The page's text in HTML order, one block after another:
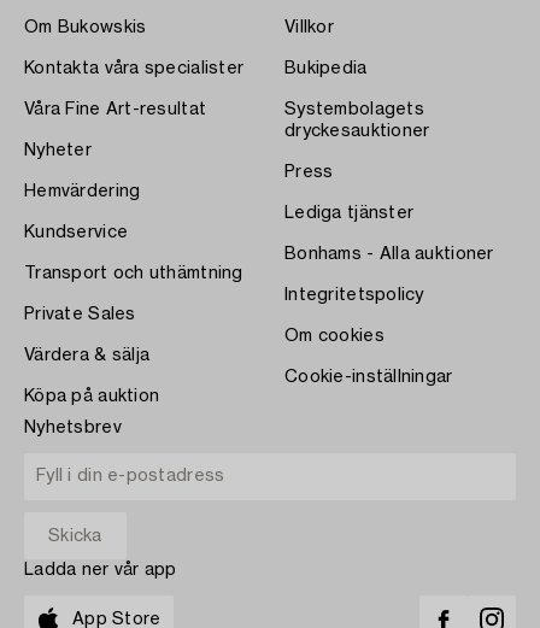
Om Bukowskis
Kontakta våra specialister
Våra Fine Art-resultat
Nyheter
Hemvärdering
Kundservice
Transport och uthämtning
Private Sales
Värdera & sälja
Köpa på auktion
Villkor
Bukipedia
Systembolagets
dryckesauktioner
Press
Lediga tjänster
Bonhams - Alla auktioner
Integritetspolicy
Om cookies
Cookie-inställningar
Nyhetsbrev
Ladda ner vår app
App Store